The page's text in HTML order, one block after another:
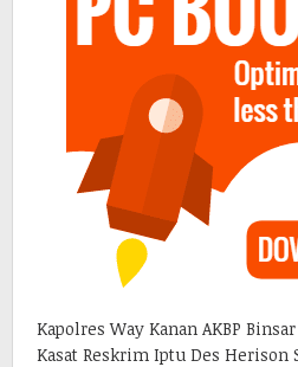
Kapolres Way Kanan AKBP
Kasat Reskrim Iptu Des Herison